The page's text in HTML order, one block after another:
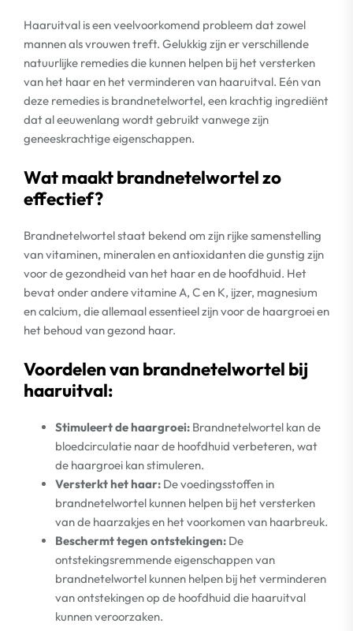
Haaruitval is een veelvoorkomend probleem dat zowel
mannen als vrouwen treft. Gelukkig zijn er verschillende
natuurlijke remedies die kunnen helpen bij het versterken
van het haar en het verminderen van haaruitval. Eén van
deze remedies is brandnetelwortel, een krachtig ingrediënt
dat al eeuwenlang wordt gebruikt vanwege zijn
geneeskrachtige eigenschappen.
Wat maakt brandnetelwortel zo
effectief?
Brandnetelwortel staat bekend om zijn rijke samenstelling
van vitaminen, mineralen en antioxidanten die gunstig zijn
voor de gezondheid van het haar en de hoofdhuid. Het
bevat onder andere vitamine A, C en K, ijzer, magnesium
en calcium, die allemaal essentieel zijn voor de haargroei en
het behoud van gezond haar.
Voordelen van brandnetelwortel bij
haaruitval:
Stimuleert de haargroei: Brandnetelwortel kan de
bloedcirculatie naar de hoofdhuid verbeteren, wat
de haargroei kan stimuleren.
Versterkt het haar: De voedingsstoffen in
brandnetelwortel kunnen helpen bij het versterken
van de haarzakjes en het voorkomen van haarbreuk.
Beschermt tegen ontstekingen: De
ontstekingsremmende eigenschappen van
brandnetelwortel kunnen helpen bij het verminderen
van ontstekingen op de hoofdhuid die haaruitval
kunnen veroorzaken.